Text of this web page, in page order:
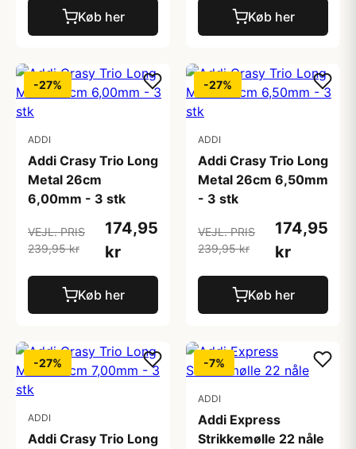
Køb her Køb her
-27%
ADDI
Addi Crasy Trio Long
Metal 26cm
6,00mm - 3 stk
VEJL. PRIS
239,95 kr
174,95
kr
Køb her
-27%
ADDI
Addi Crasy Trio Long
Metal 26cm 6,50mm
- 3 stk
VEJL. PRIS
239,95 kr
174,95
kr
Køb her
-27%
ADDI
Addi Crasy Trio Long
-7%
ADDI
Addi Express
Strikkemølle 22 nåle